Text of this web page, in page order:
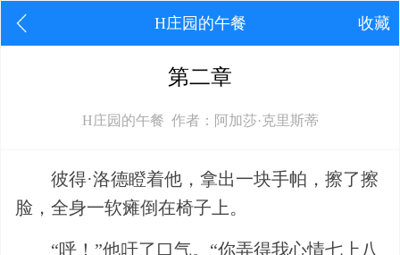
H庄园的午餐 收藏
第二章
H庄园的午餐 作者：阿加莎·克里斯蒂
彼得·洛德瞪着他，拿出一块手帕，擦了擦
脸，全身一软瘫倒在椅子上。
“呼！”他吁了口气。“你弄得我心情七上八